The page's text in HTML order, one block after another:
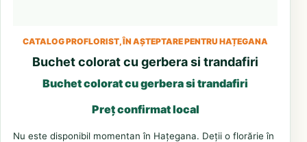
CATALOG PROFLORIST, ÎN AȘTEPTARE PENTRU HAȚEGANA
Buchet colorat cu gerbera si trandafiri
Buchet colorat cu gerbera si trandafiri
Preț confirmat local
Nu este disponibil momentan în Hațegana. Deții o florărie în